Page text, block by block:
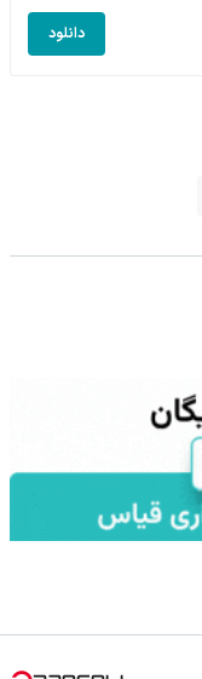
دانلود